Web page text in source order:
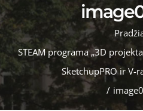
STEAM programa „3D
SketchupPRO ir V-
/